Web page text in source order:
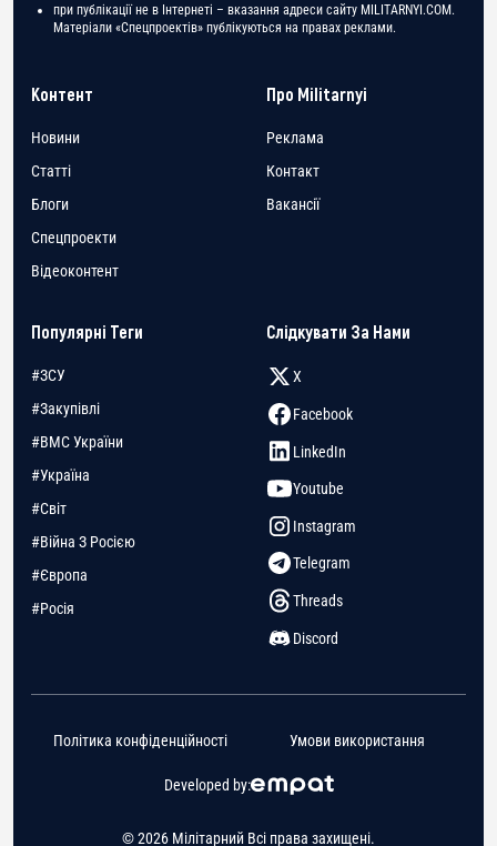
при публікації не в Інтернеті – вказання адреси сайту MILITARNYI.COM.
Матеріали «Спецпроектів» публікуються на правах реклами.
Контент
Новини
Статті
Блоги
Спецпроекти
Відеоконтент
Про Militarnyi
Реклама
Контакт
Вакансії
Популярні Теги
#ЗСУ
#Закупівлі
#ВМС України
#Україна
#Світ
#Війна З Росією
#Європа
#Росія
Слідкувати За Нами
X
Facebook
LinkedIn
Youtube
Instagram
Telegram
Threads
Discord
© 2026 Мілітарний Всі права захищені.
Developed by:
Політика конфіденційності Умови використання